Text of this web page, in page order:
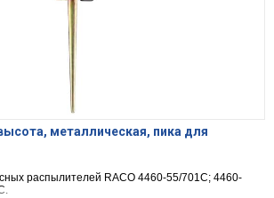
металлическая, пика для
распылителей RACO 4460-55/701С; 4460-